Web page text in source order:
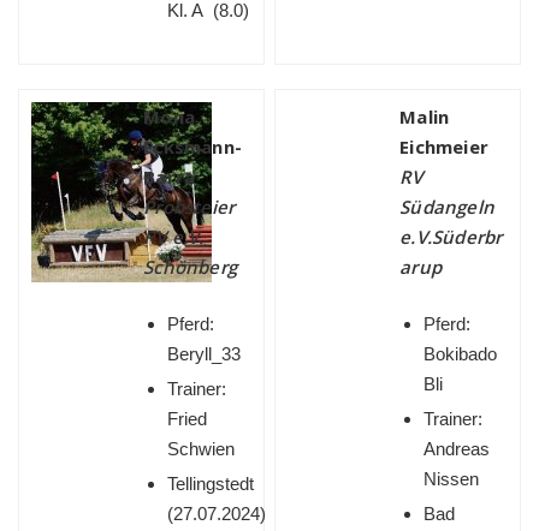
Kl. A (8.0)
Mona
Ecksmann-
Barra
Probsteier
RV e.V.
Schönberg
Pferd:
Beryll_33
Trainer:
Fried
Schwien
Tellingstedt
(27.07.2024)
Malin
Eichmeier
RV
Südangeln
e.V.Süderbr
arup
Pferd:
Bokibado
Bli
Trainer:
Andreas
Nissen
Bad